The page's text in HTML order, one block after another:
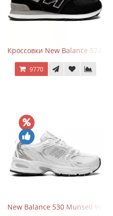
Кроссовки New Balance 574
9770
New Balance 530 Munsell White